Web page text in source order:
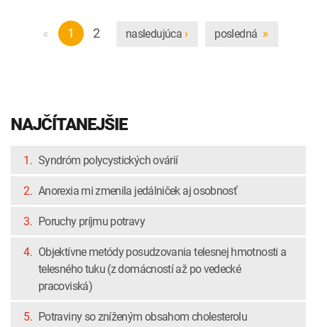
« 1 2 nasledujúca › posledná »
NAJČÍTANEJŠIE
1. Syndróm polycystických ovárií
2. Anorexia mi zmenila jedálniček aj osobnosť
3. Poruchy príjmu potravy
4. Objektívne metódy posudzovania telesnej hmotnosti a
telesného tuku (z domácností až po vedecké
pracoviská)
5. Potraviny so zníženým obsahom cholesterolu